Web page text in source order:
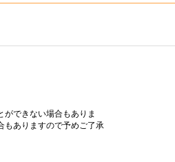
できない場合もありま
もありますので予めご了承